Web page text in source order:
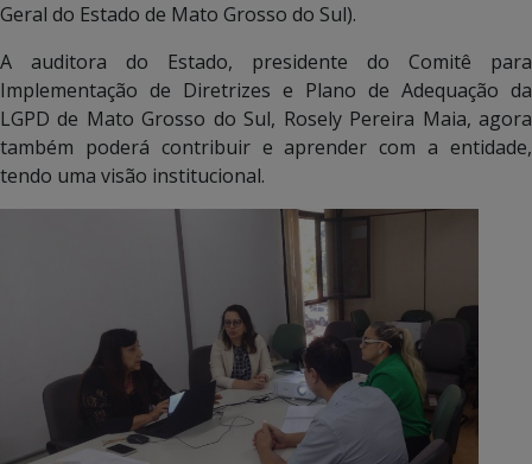
Geral do Estado de Mato Grosso do Sul).
A auditora do Estado, presidente do Comitê para
Implementação de Diretrizes e Plano de Adequação da
LGPD de Mato Grosso do Sul, Rosely Pereira Maia, agora
também poderá contribuir e aprender com a entidade,
tendo uma visão institucional.